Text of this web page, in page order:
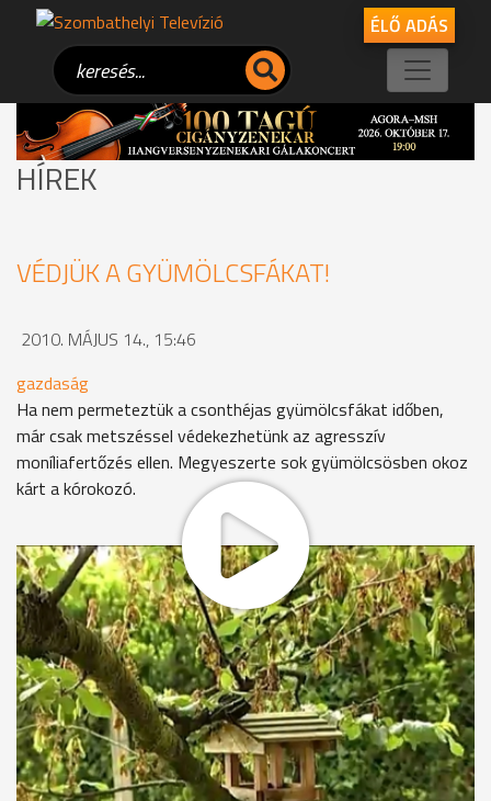
ÉLŐ ADÁS
HÍREK
VÉDJÜK A GYÜMÖLCSFÁKAT!
2010. MÁJUS 14., 15:46
gazdaság
Ha nem permeteztük a csonthéjas gyümölcsfákat időben,
már csak metszéssel védekezhetünk az agresszív
moníliafertőzés ellen. Megyeszerte sok gyümölcsösben okoz
kárt a kórokozó.
Elszáradt ágak, sebes hajtások, mézgásodás. Monília
fertőzte meg a meggyfát. A kórokozó a virágzáskor
támadta meg a növényt.
A csonthéjas gyümölcsöket, például a barackot és a szilvát is
veszélyezteti ez a betegség, de nem kíméli. Aki nem
védekezett lemosó permetezéssel még rügypattanás előtt,
az már csak a metszőollóban bízhat - mondja a szakember.
Az elhalt részeket le kell vágni, mert az tovább fertőzheti a
növényt.